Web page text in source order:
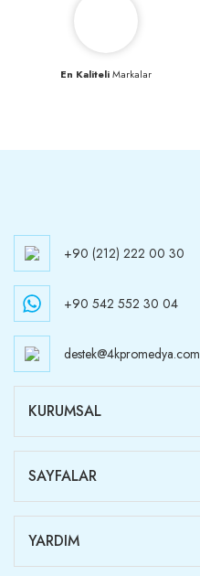
En KaliteliMarkalar
+90 (212) 222 00 30
+90 542 552 30 04
destek@4kpromedya.com
KURUMSAL
SAYFALAR
YARDIM